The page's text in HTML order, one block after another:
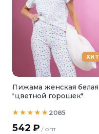
ХИТ
Пижама женская белая
"цветной горошек"
2085
542 ₽ / опт